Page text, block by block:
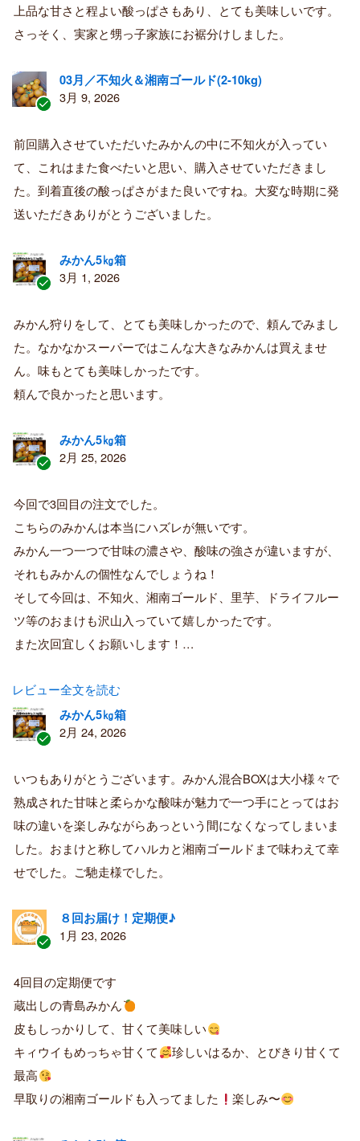
者
上品な甘さと程よい酸っぱさもあり、とても美味しいです。
さっそく、実家と甥っ子家族にお裾分けしました。
証
済
み
購
者
03月／不知火＆湘南ゴールド(2-10kg)
3月 9, 2026
前回購入させていただいたみかんの中に不知火が入ってい
て、これはまた食べたいと思い、購入させていただきまし
た。到着直後の酸っぱさがまた良いですね。大変な時期に発
送いただきありがとうございました。
証
済
み
購
者
みかん5㎏箱
3月 1, 2026
みかん狩りをして、とても美味しかったので、頼んでみまし
た。なかなかスーパーではこんな大きなみかんは買えませ
ん。味もとても美味しかったです。
頼んで良かったと思います。
証
済
み
購
者
みかん5㎏箱
2月 25, 2026
今回で3回目の注文でした。
こちらのみかんは本当にハズレが無いです。
みかん一つ一つで甘味の濃さや、酸味の強さが違いますが、
それもみかんの個性なんでしょうね！
そして今回は、不知火、湘南ゴールド、里芋、ドライフルー
ツ等のおまけも沢山入っていて嬉しかったです。
また次回宜しくお願いします！…
レビュー全文を読む
証
済
み
購
者
みかん5㎏箱
2月 24, 2026
いつもありがとうございます。みかん混合BOXは大小様々で
熟成された甘味と柔らかな酸味が魅力で一つ手にとってはお
味の違いを楽しみながらあっという間になくなってしまいま
した。おまけと称してハルカと湘南ゴールドまで味わえて幸
せでした。ご馳走様でした。
証
済
み
購
者
８回お届け！定期便♪
1月 23, 2026
4回目の定期便です
蔵出しの青島みかん
皮もしっかりして、甘くて美味しい
キィウイもめっちゃ甘くて
珍しいはるか、とびきり甘くて
最高
早取りの湘南ゴールドも入ってました
楽しみ〜